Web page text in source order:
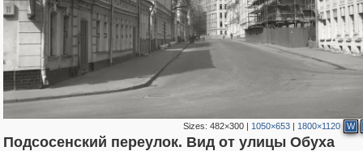
Sizes: 482×300| 1050×653| 1800×1120 W
Подсосенский переулок. Вид от улицы Обуха
1,406,255 29,243
319,780 8,286
159,978 5,91613,198 520